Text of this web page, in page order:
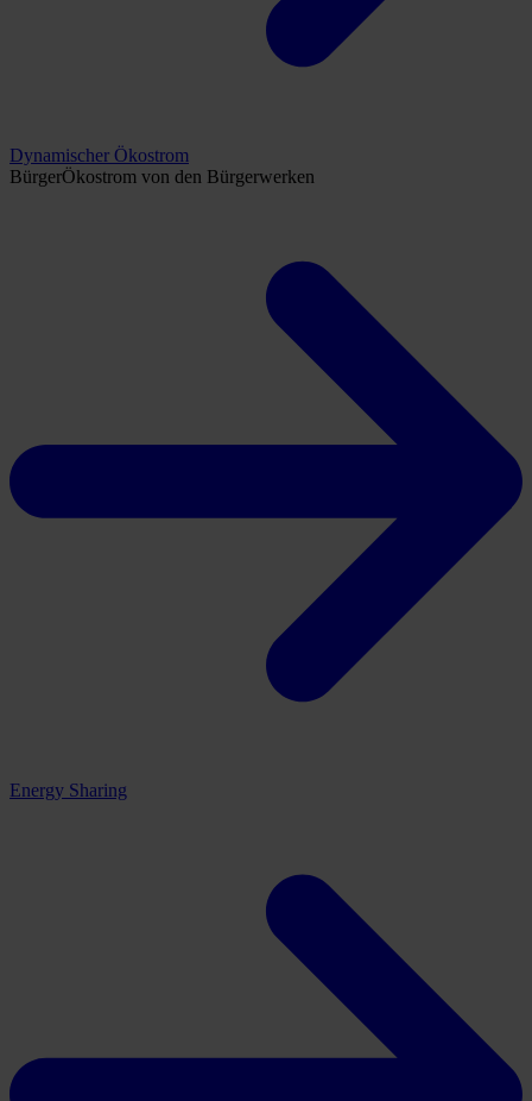
Dynamischer Ökostrom
BürgerÖkostrom von den Bürgerwerken
Energy Sharing